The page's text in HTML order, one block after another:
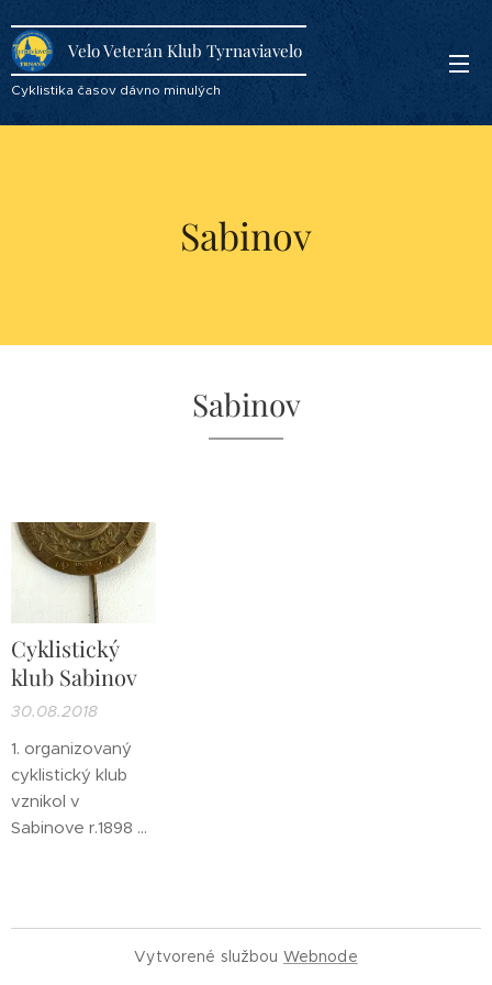
Velo Veterán Klub Tyrnaviavelo
Cyklistika časov dávno minulých
Sabinov
Sabinov
Cyklistický
klub Sabinov
30.08.2018
1. organizovaný
cyklistický klub
vznikol v
Sabinove r.1898 a
Sabinova do
Vytvorené službou Webnode